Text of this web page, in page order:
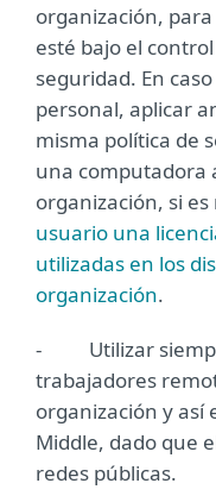
organización,
esté bajo el
seguridad. En
personal, aplicar
misma política de
una computadora
organización, si es
usuario una
utilizadas en los
organización.
- Utilizar
trabajadores
organización y así
Middle, dado que
redes públicas.